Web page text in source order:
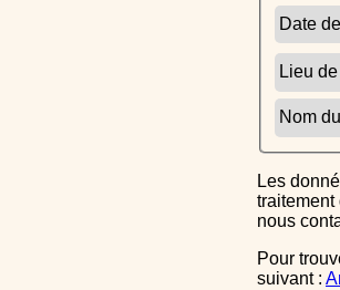
Date
Lieu
Nom
Les données entrées dans le formulaire sont uniquement inscrites dans le CERFA généré, elles ne font l'objet d'aucun autre
traitement
nous
Pour trouver le greffe des associations auquel vous devrez ensuite envoyer le CERFA completé, reportez-vous sur l'annuaire
suivant :